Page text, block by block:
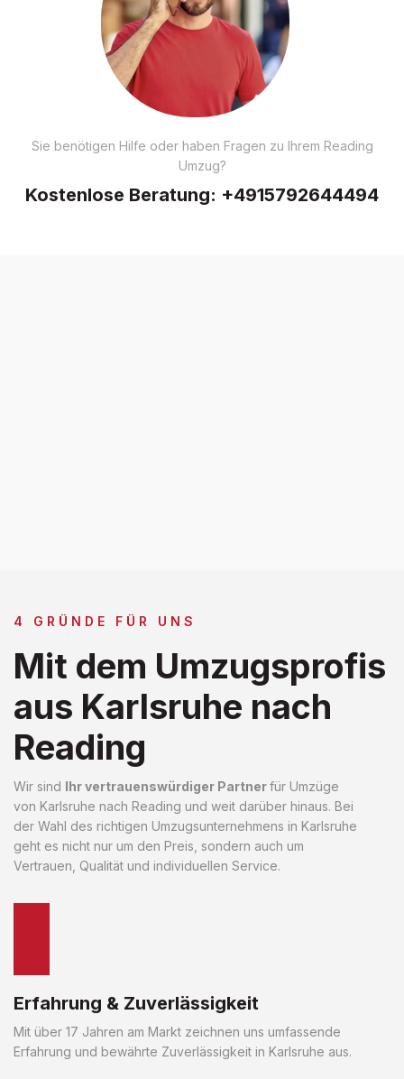
Sie benötigen Hilfe oder haben Fragen zu Ihrem Reading
Umzug?
Kostenlose Beratung: +4915792644494
4 GRÜNDE FÜR UNS
Mit dem Umzugsprofis
aus Karlsruhe nach
Reading
Wir sind Ihr vertrauenswürdiger Partnerfür Umzüge
von Karlsruhe nach Reading und weit darüber hinaus. Bei
der Wahl des richtigen Umzugsunternehmens in Karlsruhe
geht es nicht nur um den Preis, sondern auch um
Vertrauen, Qualität und individuellen Service.
Erfahrung & Zuverlässigkeit
Mit über 17 Jahren am Markt zeichnen uns umfassende
Erfahrung und bewährte Zuverlässigkeit in Karlsruhe aus.